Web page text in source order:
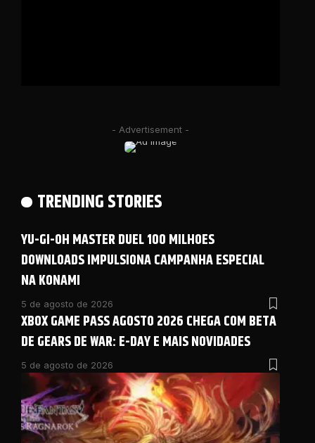
- Advertisement -
TRENDING STORIES
YU-GI-OH MASTER DUEL 100 MILHOES
DOWNLOADS IMPULSIONA CAMPANHA ESPECIAL
NA KONAMI
5 de agosto de 2026
XBOX GAME PASS AGOSTO 2026 CHEGA COM BETA
DE GEARS DE WAR: E-DAY E MAIS NOVIDADES
5 de agosto de 2026